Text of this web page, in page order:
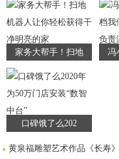
家务大帮手！扫地 冯
口碑饿了么202
黄泉福雕塑艺术作品《长寿